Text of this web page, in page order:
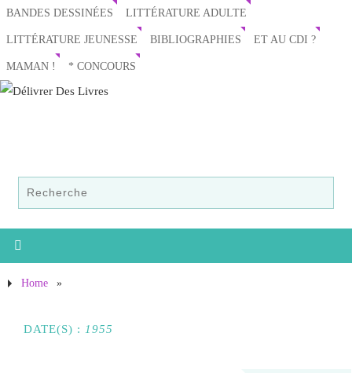
BANDES DESSINÉES LITTÉRATURE ADULTE
LITTÉRATURE JEUNESSE BIBLIOGRAPHIES ET AU CDI ?
MAMAN ! * CONCOURS
Home »
DATE(S) : 1955